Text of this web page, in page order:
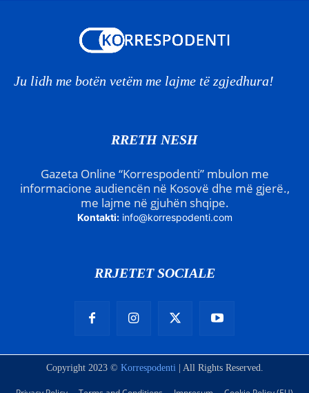
Ju lidh me botën vetëm me lajme të zgjedhura!
RRETH NESH
Gazeta Online “Korrespodenti” mbulon me
informacione audiencën në Kosovë dhe më gjerë.,
me lajme në gjuhën shqipe.
Kontakti: info@korrespodenti.com
RRJETET SOCIALE
Copyright 2023 © Korrespodenti | All Rights Reserved.